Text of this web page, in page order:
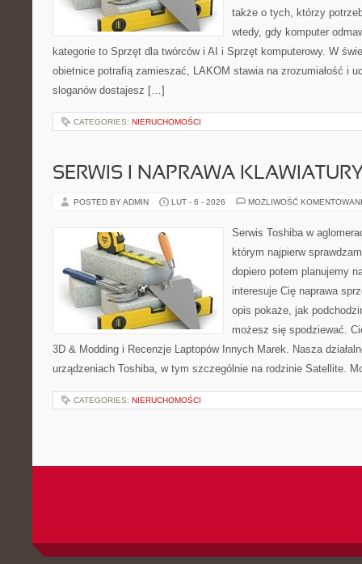
także o tych, którzy
wtedy, gdy komputer
kategorie to Sprzęt dla twórców i AI i Sprzęt komputerowy. W
obietnice potrafią zamieszać, LAKOM stawia na zrozumiałość i
sloganów dostajesz […]
CATEGORIES: NIERUCHOMOŚCI
SERWIS I NAPRAWA
POSTED BY ADMIN LUT - 6 - 2026 MOŻLIWOŚĆ
Serwis Toshiba w
którym najpierw
dopiero potem planujemy
interesuje Cię naprawa
opis pokaże, jak
możesz się spodziewać.
3D & Modding i Recenzje Laptopów Innych Marek. Nasza
urządzeniach Toshiba, w tym szczególnie na rodzinie Satellite.
CATEGORIES: NIERUCHOMOŚCI